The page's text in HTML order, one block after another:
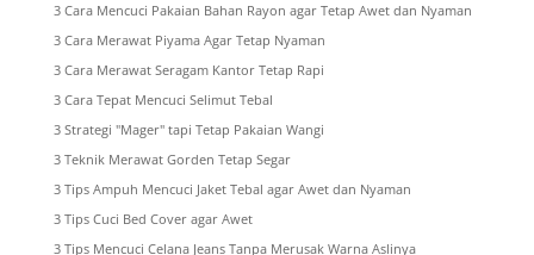
3 Cara Mencuci Pakaian Bahan Rayon agar Tetap Awet dan Nyaman
3 Cara Merawat Piyama Agar Tetap Nyaman
3 Cara Merawat Seragam Kantor Tetap Rapi
3 Cara Tepat Mencuci Selimut Tebal
3 Strategi "Mager" tapi Tetap Pakaian Wangi
3 Teknik Merawat Gorden Tetap Segar
3 Tips Ampuh Mencuci Jaket Tebal agar Awet dan Nyaman
3 Tips Cuci Bed Cover agar Awet
3 Tips Mencuci Celana Jeans Tanpa Merusak Warna Aslinya